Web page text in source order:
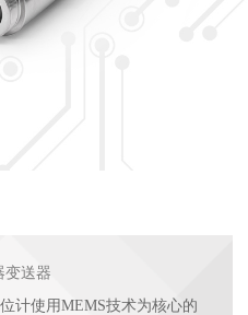
变送器
计使用MEMS技术为核心的